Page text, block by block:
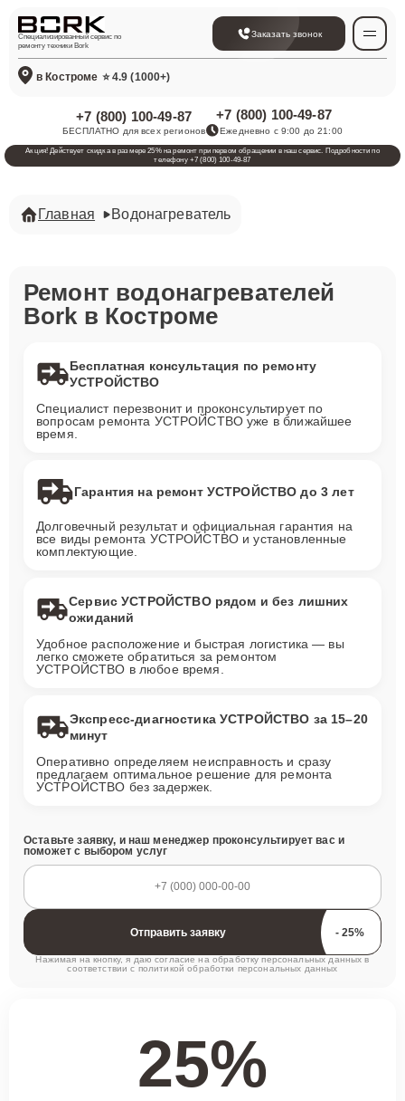
Специализированный сервис по
ремонту техники Bork
Заказать звонок
в Костроме ⭐ 4.9 (1000+)
+7 (800) 100-49-87
БЕСПЛАТНО для всех регионов
+7 (800) 100-49-87
Ежедневно с 9:00 до 21:00
Акция! Действует скидка в размере 25% на ремонт при первом обращении в наш сервис. Подробности по
телефону +7 (800) 100-49-87
Главная Водонагреватель
Ремонт водонагревателей
Bork в Костроме
Бесплатная консультация по ремонту
УСТРОЙСТВО
Специалист перезвонит и проконсультирует по
вопросам ремонта УСТРОЙСТВО уже в ближайшее
время.
Гарантия на ремонт УСТРОЙСТВО до 3 лет
Долговечный результат и официальная гарантия на
все виды ремонта УСТРОЙСТВО и установленные
комплектующие.
Сервис УСТРОЙСТВО рядом и без лишних
ожиданий
Удобное расположение и быстрая логистика — вы
легко сможете обратиться за ремонтом
УСТРОЙСТВО в любое время.
Экспресс-диагностика УСТРОЙСТВО за 15–20
минут
Оперативно определяем неисправность и сразу
предлагаем оптимальное решение для ремонта
УСТРОЙСТВО без задержек.
Оставьте заявку, и наш менеджер проконсультирует вас и
поможет с выбором услуг
Отправить заявку
Нажимая на кнопку, я даю согласие на обработку персональных данных в
соответствии с политикой обработки персональных данных
25%